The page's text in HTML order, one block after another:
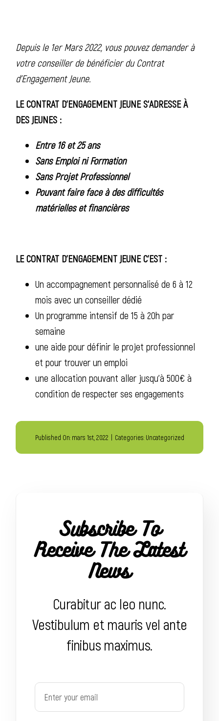
Depuis le 1er Mars 2022, vous pouvez demander à
votre conseillerde bénéficier du Contrat
d’Engagement Jeune.
LE CONTRAT D’ENGAGEMENT JEUNE S‘ADRESSE À
DES JEUNES :
Entre 16 et 25 ans
Sans Emploi ni Formation
Sans Projet Professionnel
Pouvant faire face à des difficultés
matérielles et financières
LE CONTRAT D’ENGAGEMENT JEUNE C’EST :
Un accompagnement personnalisé de 6 à 12
mois avec un conseiller dédié
Un programme intensif de 15 à 20h par
semaine
une aide pour définir le projet professionnel
et pour trouver un emploi
une allocation pouvant aller jusqu’à 500€ à
condition de respecter ses engagements
Published On: mars 1st, 2022 Categories: Uncategorized
Subscribe To
Receive The Latest
News
Curabitur ac leo nunc.
Vestibulum et mauris vel ante
finibus maximus.